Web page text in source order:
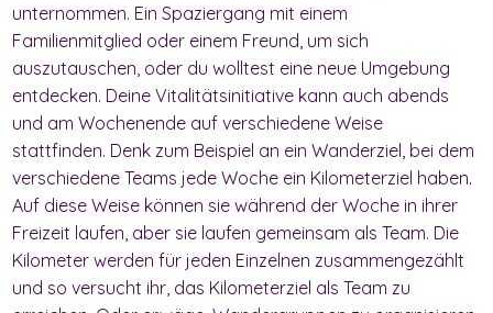
unternommen. Ein Spaziergang mit einem
Familienmitglied oder einem Freund, um sich
auszutauschen, oder du wolltest eine neue Umgebung
entdecken. Deine Vitalitätsinitiative kann auch abends
und am Wochenende auf verschiedene Weise
stattfinden. Denk zum Beispiel an ein Wanderziel, bei dem
verschiedene Teams jede Woche ein Kilometerziel haben.
Auf diese Weise können sie während der Woche in ihrer
Freizeit laufen, aber sie laufen gemeinsam als Team. Die
Kilometer werden für jeden Einzelnen zusammengezählt
und so versucht ihr, das Kilometerziel als Team zu